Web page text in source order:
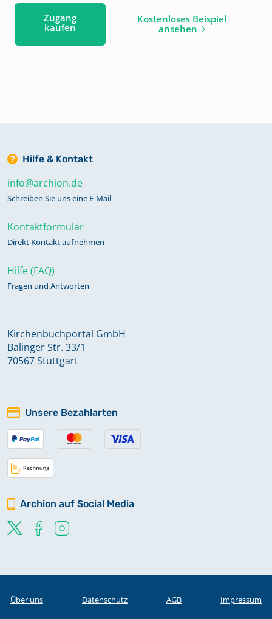
Zugang
kaufen
Kostenloses Beispiel
ansehen
Hilfe & Kontakt
info@archion.de
Schreiben Sie uns eine E-Mail
Kontaktformular
Direkt Kontakt aufnehmen
Hilfe (FAQ)
Fragen und Antworten
Kirchenbuchportal GmbH
Balinger Str. 33/1
70567 Stuttgart
Unsere Bezahlarten
Archion auf Social Media
Über uns Datenschutz AGB Impressum